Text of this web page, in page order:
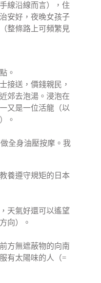
線沿線而言），住
安好，夜晚女孩子
整條路上可頻繁見
。
接送，價錢親民，
郊去泡湯。浸泡在
又是一位活龍（以
。
全身油壓按摩。我
養遵守規矩的日本
天氣好還可以遙望
向）。
方無遮蔽物的向南
有太陽味的人（=